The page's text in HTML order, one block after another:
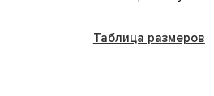
Таблица размеров